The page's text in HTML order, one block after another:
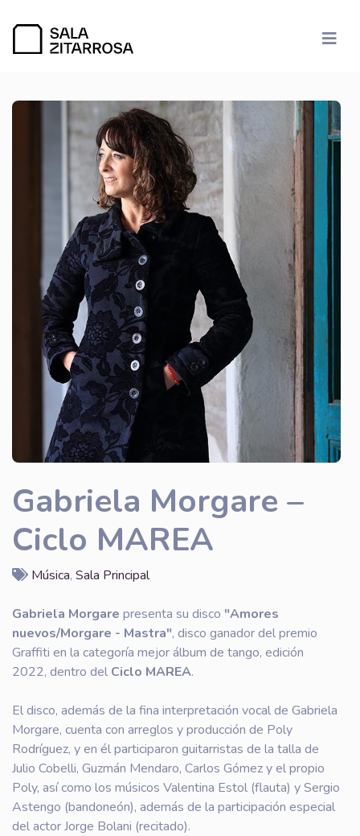
Gabriela Morgare –
Ciclo MAREA
Música, Sala Principal
Gabriela Morgare presenta su disco "Amores
nuevos/Morgare - Mastra", disco ganador del premio
Graffiti en la categoría mejor álbum de tango, edición
2022, dentro del Ciclo MAREA.
El disco, además de la fina interpretación vocal de Gabriela
Morgare, cuenta con arreglos y producción de Poly
Rodríguez, y en él participaron guitarristas de la talla de
Julio Cobelli, Guzmán Mendaro, Carlos Gómez y el propio
Poly, así como los músicos Valentina Estol (flauta) y Sergio
Astengo (bandoneón), además de la participación especial
del actor Jorge Bolani (recitado).